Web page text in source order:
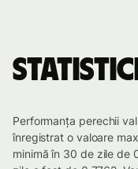
Statistici
Performanța perechii
înregistrat o valoare
minimă în 30 de zile de